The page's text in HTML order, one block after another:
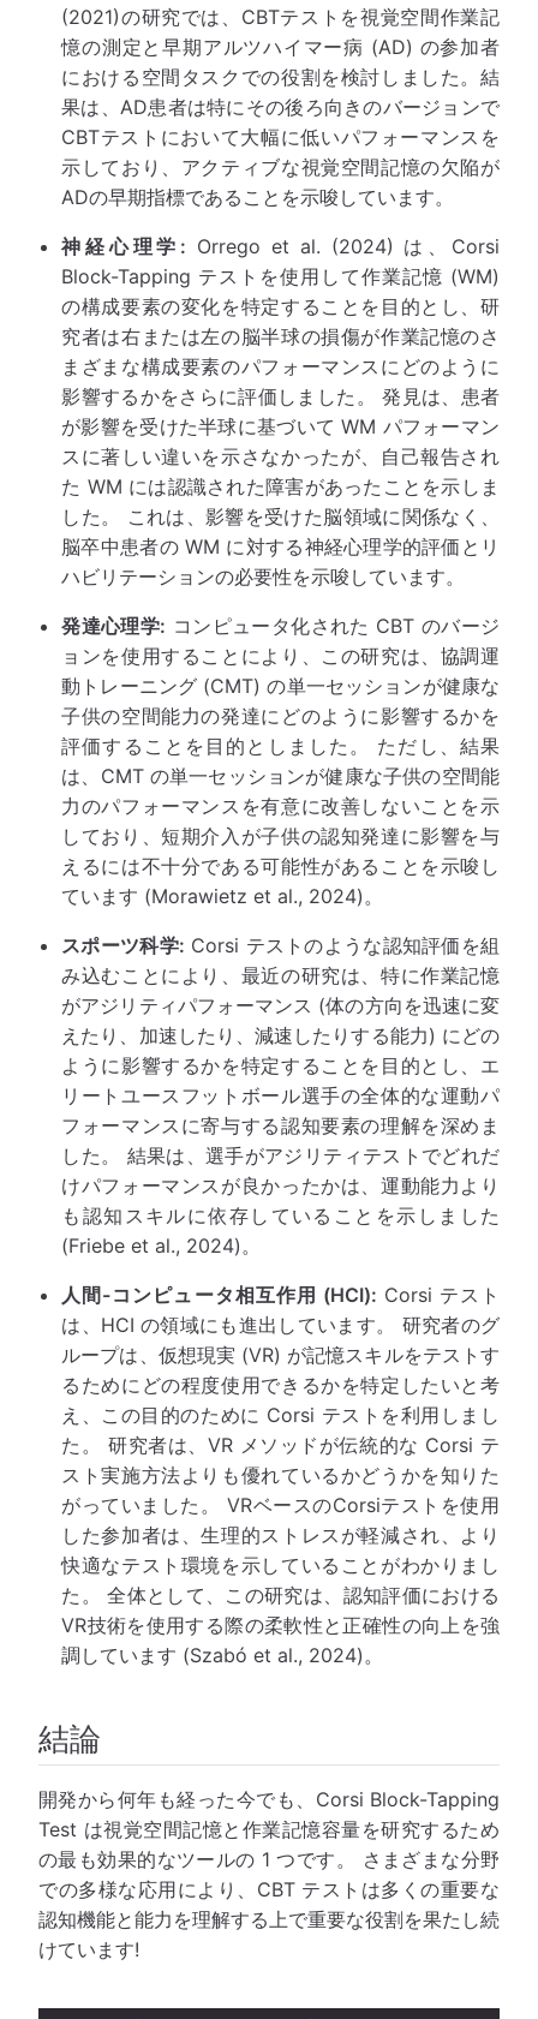
(2021)の研究では、CBTテストを視覚空間作業記
憶の測定と早期アルツハイマー病 (AD) の参加者
における空間タスクでの役割を検討しました。結
果は、AD患者は特にその後ろ向きのバージョンで
CBTテストにおいて大幅に低いパフォーマンスを
示しており、アクティブな視覚空間記憶の欠陥が
ADの早期指標であることを示唆しています。
神経心理学: Orrego et al. (2024) は、Corsi
Block-Tapping テストを使用して作業記憶 (WM)
の構成要素の変化を特定することを目的とし、研
究者は右または左の脳半球の損傷が作業記憶のさ
まざまな構成要素のパフォーマンスにどのように
影響するかをさらに評価しました。 発見は、患者
が影響を受けた半球に基づいて WM パフォーマン
スに著しい違いを示さなかったが、自己報告され
た WM には認識された障害があったことを示しま
した。 これは、影響を受けた脳領域に関係なく、
脳卒中患者の WM に対する神経心理学的評価とリ
ハビリテーションの必要性を示唆しています。
発達心理学: コンピュータ化された CBT のバージ
ョンを使用することにより、この研究は、協調運
動トレーニング (CMT) の単一セッションが健康な
子供の空間能力の発達にどのように影響するかを
評価することを目的としました。 ただし、結果
は、CMT の単一セッションが健康な子供の空間能
力のパフォーマンスを有意に改善しないことを示
しており、短期介入が子供の認知発達に影響を与
えるには不十分である可能性があることを示唆し
ています (Morawietz et al., 2024)。
スポーツ科学: Corsi テストのような認知評価を組
み込むことにより、最近の研究は、特に作業記憶
がアジリティパフォーマンス (体の方向を迅速に変
えたり、加速したり、減速したりする能力) にどの
ように影響するかを特定することを目的とし、エ
リートユースフットボール選手の全体的な運動パ
フォーマンスに寄与する認知要素の理解を深めま
した。 結果は、選手がアジリティテストでどれだ
けパフォーマンスが良かったかは、運動能力より
も認知スキルに依存していることを示しました
(Friebe et al., 2024)。
人間-コンピュータ相互作用 (HCI): Corsi テスト
は、HCI の領域にも進出しています。 研究者のグ
ループは、仮想現実 (VR) が記憶スキルをテストす
るためにどの程度使用できるかを特定したいと考
え、この目的のために Corsi テストを利用しまし
た。 研究者は、VR メソッドが伝統的な Corsi テ
スト実施方法よりも優れているかどうかを知りた
がっていました。 VRベースのCorsiテストを使用
した参加者は、生理的ストレスが軽減され、より
快適なテスト環境を示していることがわかりまし
た。 全体として、この研究は、認知評価における
VR技術を使用する際の柔軟性と正確性の向上を強
調しています (Szabó et al., 2024)。
結論
開発から何年も経った今でも、Corsi Block-Tapping
Test は視覚空間記憶と作業記憶容量を研究するため
の最も効果的なツールの 1 つです。 さまざまな分野
での多様な応用により、CBT テストは多くの重要な
認知機能と能力を理解する上で重要な役割を果たし続
けています!